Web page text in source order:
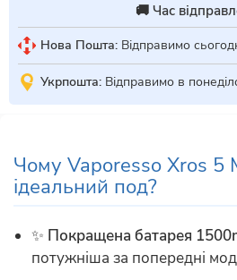
🚚 Час
Нова Пошта: Відправимо
Укрпошта: Відправимо в
Чому Vaporesso Xros 5
ідеальний под?
✨ Покращена батарея
потужніша за попередні